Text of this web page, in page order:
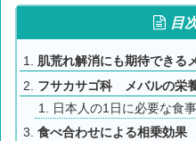
目
肌荒れ解消にも期待できる
フサカサゴ科 メバルの栄
日本人の1日に必要な食
食べ合わせによる相乗効果